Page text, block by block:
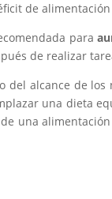
de
para
de realizar
del alcance de
una dieta
una